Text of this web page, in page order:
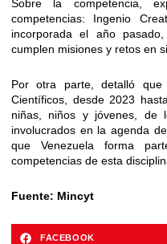
Sobre la competencia,
competencias: Ingenio
incorporada el año
cumplen misiones y retos en
Por otra parte, detalló que
Científicos, desde 2023
niñas, niños y jóvenes, de
involucrados en la agenda
que Venezuela forma
competencias de esta
Fuente: Mincyt
FACEBOOK